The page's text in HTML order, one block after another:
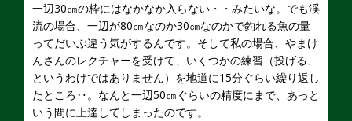
一辺30㎝の枠にはなかなか入らない・・みたいな。でも渓
流の場合、一辺が80㎝なのか30㎝なのかで釣れる魚の量
ってだいぶ違う気がするんです。そして私の場合、やまけ
んさんのレクチャーを受けて、いくつかの練習（投げる、
というわけではありません）を地道に15分ぐらい繰り返し
たところ‥。なんと一辺50㎝ぐらいの精度にまで、あっと
いう間に上達してしまったのです。